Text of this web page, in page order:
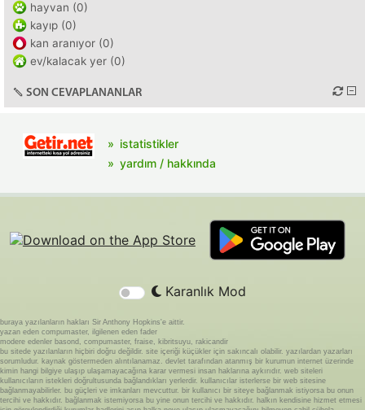
hayvan (0)
kayıp (0)
kan aranıyor (0)
ev/kalacak yer (0)
SON CEVAPLANANLAR
istatistikler
yardım / hakkında
Karanlık Mod
buraya yazılanların hakları Sir Anthony Hopkins'e aittir.
yazan eden compumaster, ilgilenen eden fader
modere edenler basond, compumaster, fraise, kibritsuyu, rakicandir
bu sitede yazılanların hiçbiri doğru değildir. site içeriği küçükler için sakıncalı olabilir. yazılardan yazarları
sorumludur. kaynak göstermeden alıntılanamaz. devlet tarafından atanmış bir kurumun internet üzerinde
kimin hangi bilgiye ulaşıp ulaşamayacağına karar vermesi insan haklarına aykırıdır. web siteleri
kullanıcıların istekleri doğrultusunda bağlandıkları yerlerdir. kullanıcılar isterlerse bir web sitesine
bağlanmayabilirler. bu güçleri ve imkanları mevcuttur. bir kullanıcı bir siteye bağlanmak istiyorsa bu onun
tercihi ve hakkıdır. bağlanmak istemiyorsa bu yine onun tercihi ve hakkıdır. halkın kendisine hizmet etmesi